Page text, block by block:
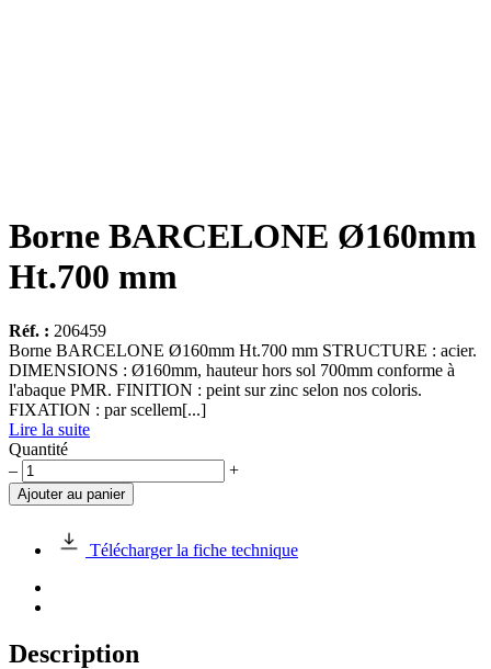
Borne BARCELONE Ø160mm
Ht.700 mm
Réf. : 206459
Borne BARCELONE Ø160mm Ht.700 mm STRUCTURE : acier.
DIMENSIONS : Ø160mm, hauteur hors sol 700mm conforme à
l'abaque PMR. FINITION : peint sur zinc selon nos coloris.
FIXATION : par scellem[...]
Lire la suite
Quantité
quantité
de
Borne
Ø160mm
– +
Ajouter au panier
Télécharger la fiche technique
Description